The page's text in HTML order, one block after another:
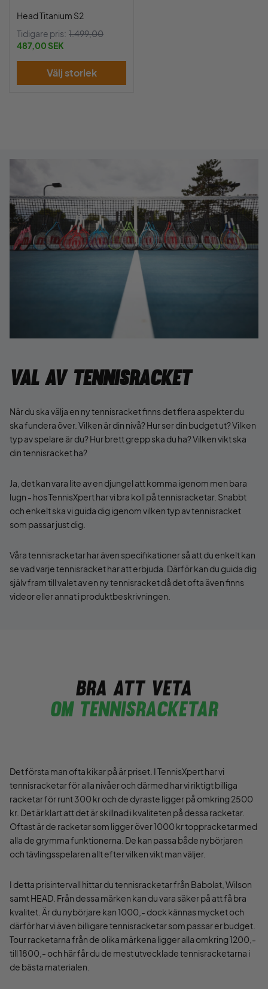
Head Titanium S2
Tidigare pris: 1.499,00
487,00 SEK
Välj storlek
Val av tennisracket
När du ska välja en ny tennisracket finns det flera aspekter du
ska fundera över. Vilken är din nivå? Hur ser din budget ut? Vilken
typ av spelare är du? Hur brett grepp ska du ha? Vilken vikt ska
din tennisracket ha?
Ja, det kan vara lite av en djungel att komma igenom men bara
lugn - hos TennisXpert har vi bra koll på tennisracketar. Snabbt
och enkelt ska vi guida dig igenom vilken typ av tennisracket
som passar just dig.
Våra tennisracketar har även specifikationer så att du enkelt kan
se vad varje tennisracket har att erbjuda. Därför kan du guida dig
själv fram till valet av en ny tennisracket då det ofta även finns
videor eller annat i produktbeskrivningen.
Bra att veta
Om tennisracketar
Det första man ofta kikar på är priset. I TennisXpert har vi
tennisracketar för alla nivåer och därmed har vi riktigt billiga
racketar för runt 300 kr och de dyraste ligger på omkring 2500
kr. Det är klart att det är skillnad i kvaliteten på dessa racketar.
Oftast är de racketar som ligger över 1000 kr toppracketar med
alla de grymma funktionerna. De kan passa både nybörjaren
och tävlingsspelaren allt efter vilken vikt man väljer.
I detta prisintervall hittar du tennisracketar från Babolat, Wilson
samt HEAD. Från dessa märken kan du vara säker på att få bra
kvalitet. Är du nybörjare kan 1000,- dock kännas mycket och
därför har vi även billigare tennisracketar som passar er budget.
Tour racketarna från de olika märkena ligger alla omkring 1200,-
till 1800,- och här får du de mest utvecklade tennisracketarna i
de bästa materialen.